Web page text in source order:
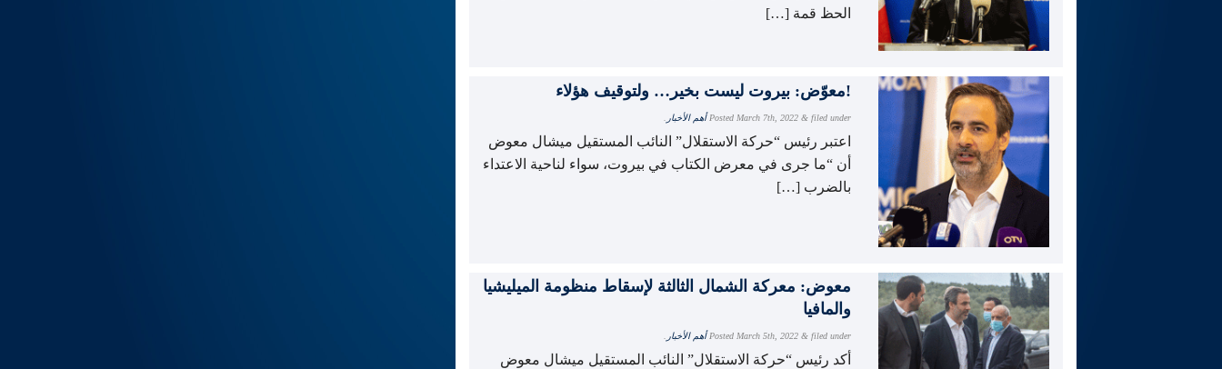
الحظ قمة […]
معوّض: بيروت ليست بخير… ولتوقيف هؤلاء!
Posted March 7th, 2022 & filed under أهم الأخبار
اعتبر رئيس “حركة الاستقلال” النائب المستقيل ميشال معوض
أن “ما جرى في معرض الكتاب في بيروت، سواء لناحية الاعتداء
بالضرب […]
معوض: معركة الشمال الثالثة لإسقاط منظومة الميليشيا
والمافيا
PostedMarch 5th, 2022 & filed under أهم الأخبار .
أكد رئيس “حركة الاستقلال” النائب المستقيل ميشال معوض